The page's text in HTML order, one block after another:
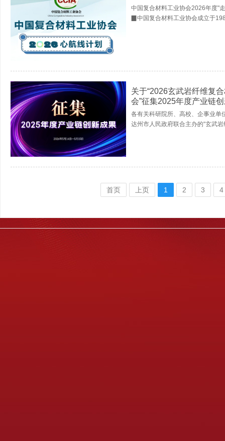
中国复合材料工业协会2026年度"
▉中国复合材料工业协会成立于
关于“2026玄武岩纤维复
会”征集2025年度产业链
各有关科研院所、高校、企事业
达州市人民政府联合主办的“玄武
首页 上页 1 2 3 4